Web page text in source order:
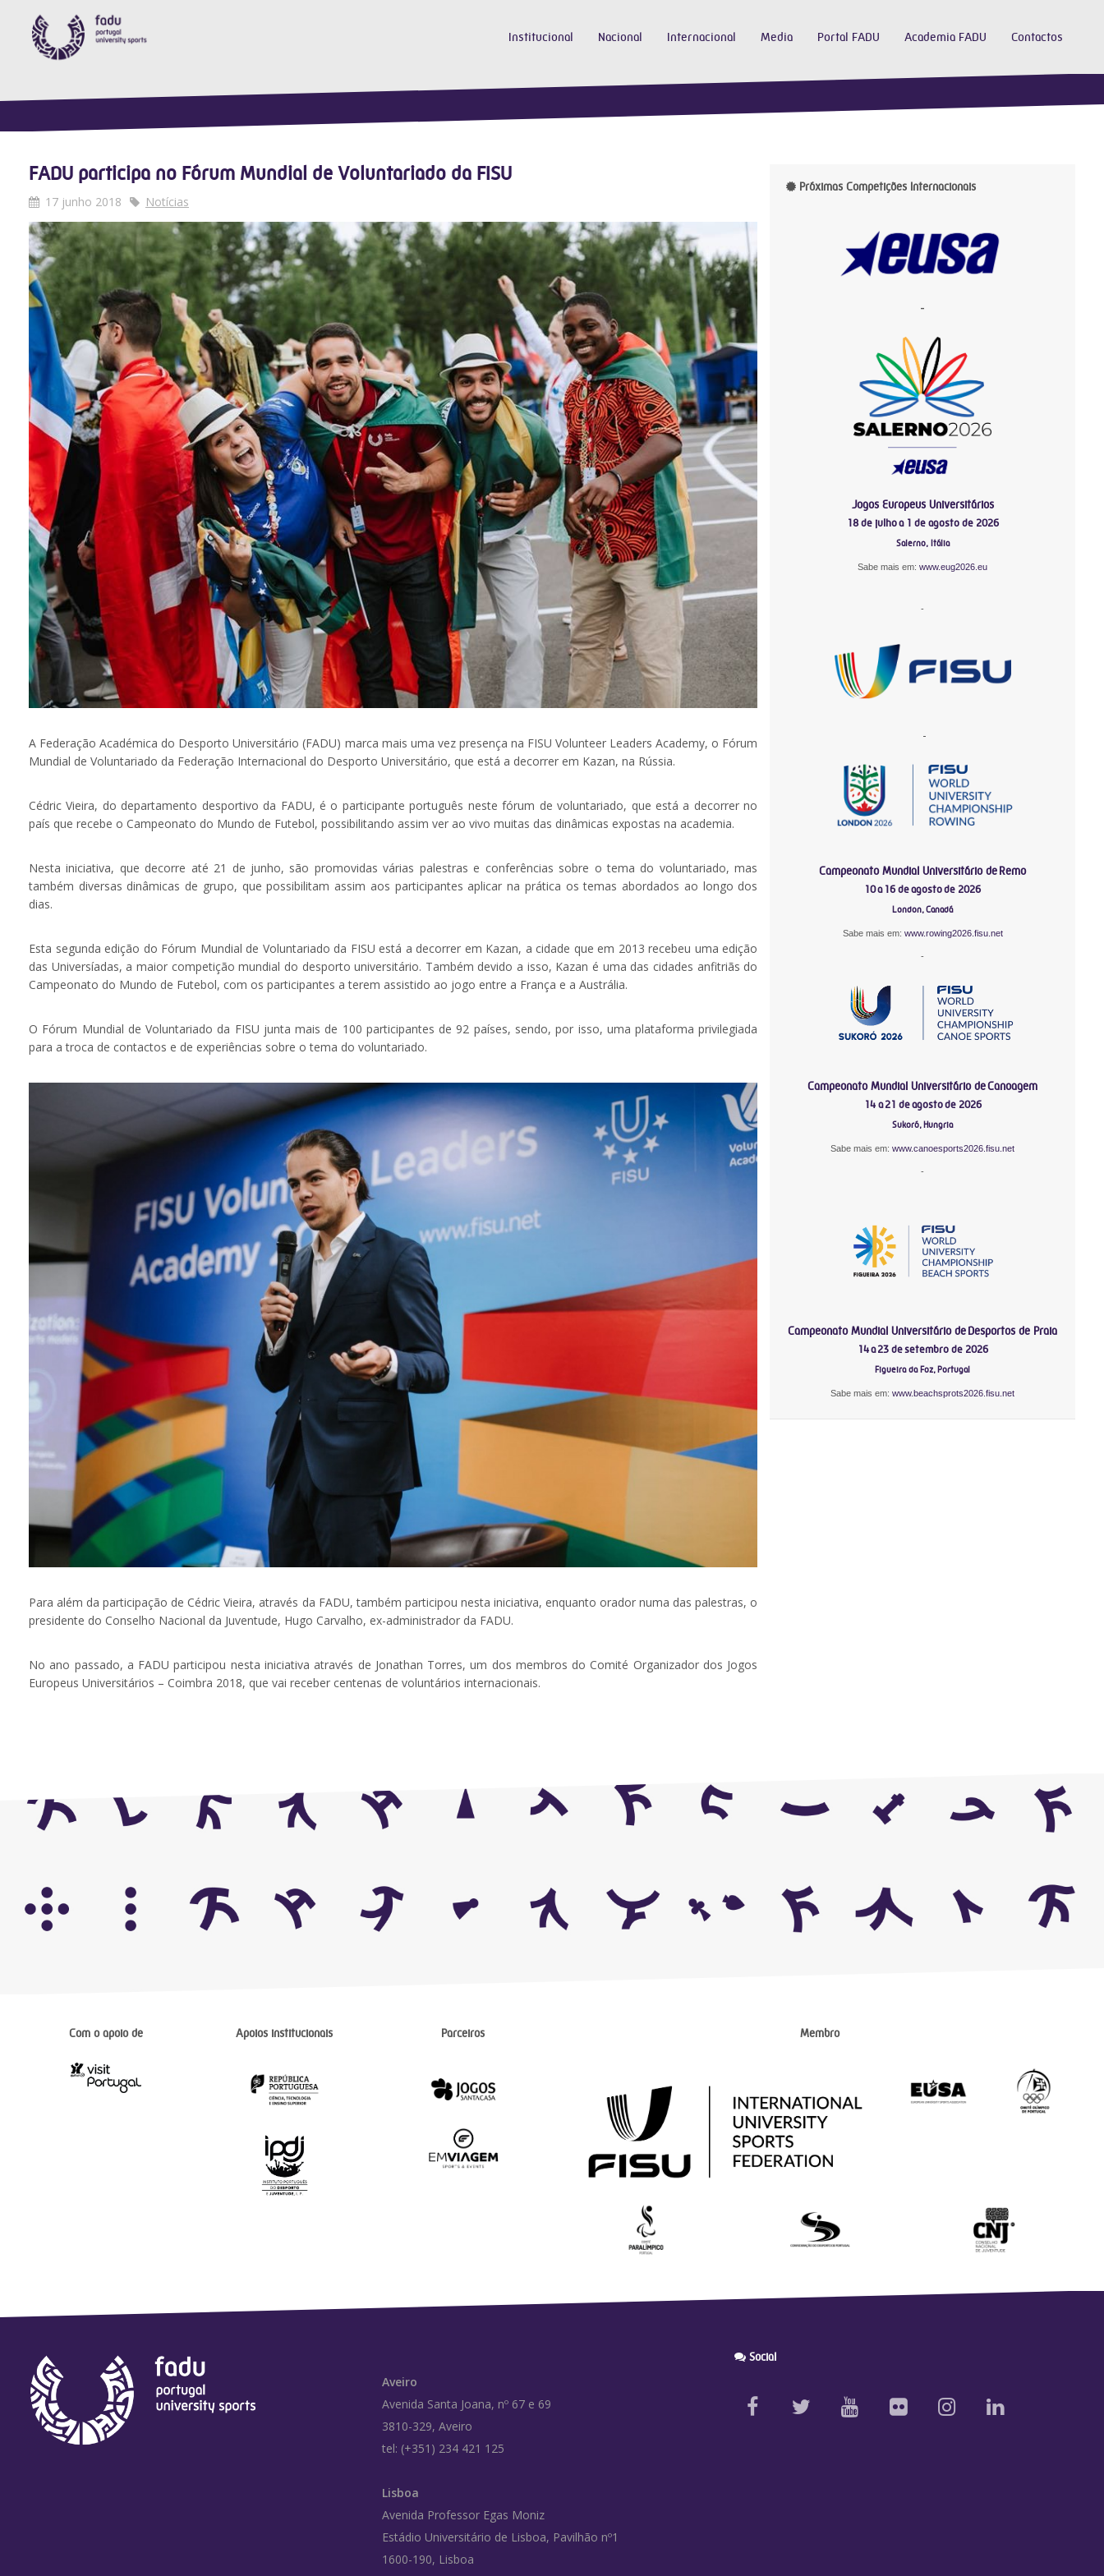
Institucional Nacional Internacional Media Portal FADU Academia FADU Contactos
FADU participa no Fórum Mundial de Voluntariado da FISU
17 junho 2018 Notícias
A Federação Académica do Desporto Universitário (FADU) marca mais uma vez presença na FISU Volunteer Leaders Academy, o Fórum
Mundial de Voluntariado da Federação Internacional do Desporto Universitário, que está a decorrer em Kazan, na Rússia.
Cédric Vieira, do departamento desportivo da FADU, é o participante português neste fórum de voluntariado, que está a decorrer no
país que recebe o Campeonato do Mundo de Futebol, possibilitando assim ver ao vivo muitas das dinâmicas expostas na academia.
Nesta iniciativa, que decorre até 21 de junho, são promovidas várias palestras e conferências sobre o tema do voluntariado, mas
também diversas dinâmicas de grupo, que possibilitam assim aos participantes aplicar na prática os temas abordados ao longo dos
dias.
Esta segunda edição do Fórum Mundial de Voluntariado da FISU está a decorrer em Kazan, a cidade que em 2013 recebeu uma edição
das Universíadas, a maior competição mundial do desporto universitário. Também devido a isso, Kazan é uma das cidades anfitriãs do
Campeonato do Mundo de Futebol, com os participantes a terem assistido ao jogo entre a França e a Austrália.
O Fórum Mundial de Voluntariado da FISU junta mais de 100 participantes de 92 países, sendo, por isso, uma plataforma privilegiada
para a troca de contactos e de experiências sobre o tema do voluntariado.
Para além da participação de Cédric Vieira, através da FADU, também participou nesta iniciativa, enquanto orador numa das palestras, o
presidente do Conselho Nacional da Juventude, Hugo Carvalho, ex-administrador da FADU.
No ano passado, a FADU participou nesta iniciativa através de Jonathan Torres, um dos membros do Comité Organizador dos Jogos
Europeus Universitários – Coimbra 2018, que vai receber centenas de voluntários internacionais.
Próximas Competições Internacionais
-
Jogos Europeus Universitários
18 de julho a 1 de agosto de 2026
Salerno, Itália
Sabe mais em:www.eug2026.eu
-
-
Campeonato Mundial Universitário de Remo
10 a 16 de agosto de 2026
London, Canadá
Sabe mais em: www.rowing2026.fisu.net
-
Campeonato Mundial Universitário de Canoagem
14 a 21 de agosto de 2026
Sukoró, Hungria
Sabe mais em:www.canoesports2026.fisu.net
-
Campeonato Mundial Universitário de Desportos de Praia
14 a 23 de setembro de 2026
Figueira da Foz, Portugal
Sabe mais em:www.beachsprots2026.fisu.net
Com o apoio de Apoios institucionais Parceiros Membro
Aveiro
Avenida Santa Joana, nº 67 e 69
3810-329, Aveiro
tel: (+351) 234 421 125
Lisboa
Avenida Professor Egas Moniz
Estádio Universitário de Lisboa, Pavilhão nº1
1600-190, Lisboa
Social